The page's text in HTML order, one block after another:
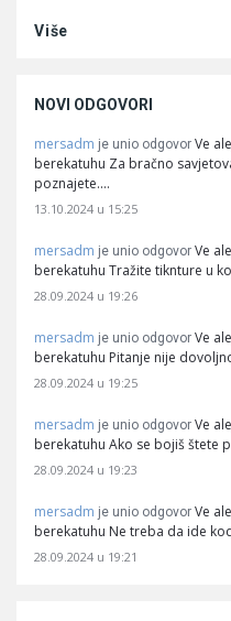
Više
NOVI ODGOVORI
mersadm je unio odgovor Ve
berekatuhu Za bračno
poznajete.…
13.10.2024 u 15:25
mersadm je unio odgovor Ve
berekatuhu Tražite tiknture u
28.09.2024 u 19:26
mersadm je unio odgovor Ve
berekatuhu Pitanje nije
28.09.2024 u 19:25
mersadm je unio odgovor Ve
berekatuhu Ako se bojiš štete
28.09.2024 u 19:23
mersadm je unio odgovor Ve
berekatuhu Ne treba da ide
28.09.2024 u 19:21